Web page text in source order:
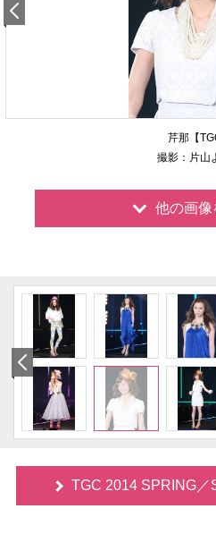
芹那【
撮影：片山
他の画像
TGC 2014 SPRING